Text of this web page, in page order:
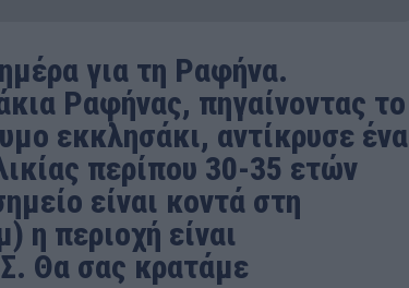
για τη Ραφήνα.
Ραφήνας, πηγαίνοντας το
εκκλησάκι, αντίκρυσε ένα
περίπου 30-35 ετών
είναι κοντά στη
η περιοχή είναι
Θα σας κρατάμε